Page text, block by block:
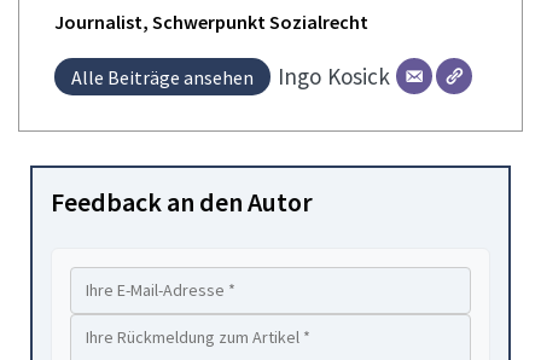
Journalist, Schwerpunkt Sozialrecht
Alle Beiträge ansehen Ingo Kosick
Feedback an den Autor